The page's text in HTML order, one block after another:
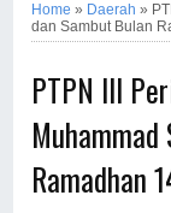
Home » Daerah »
dan Sambut Bulan
PTPN III
Ramadhan